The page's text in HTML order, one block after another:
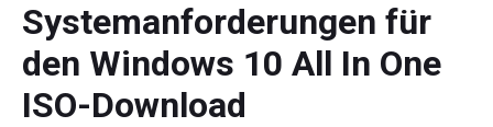
Systemanforderungen für
den Windows 10 All In One
ISO-Download